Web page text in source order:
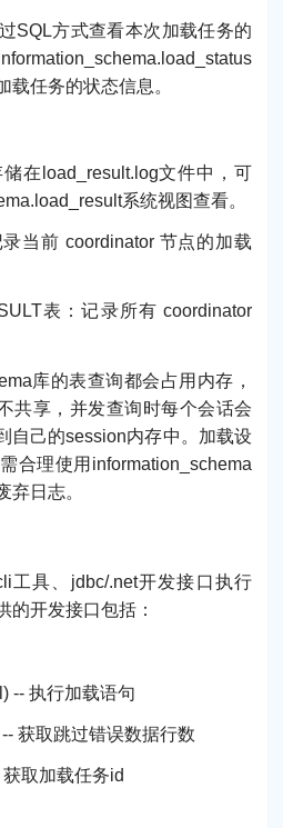
SQL方式查看本次加载任务的
载任务的状态信息。
在load_result.log文件中，可
系统视图查看。
当前 coordinator 节点的加载
表：记录所有 coordinator
库的表查询都会占用内存，
共享，并发查询时每个会话会
自己的session内存中。加载设
合理使用information_schema
弃日志。
工具、jdbc/.net开发接口执行
的开发接口包括：
-- 执行加载语句
获取跳过错误数据行数
取加载任务id